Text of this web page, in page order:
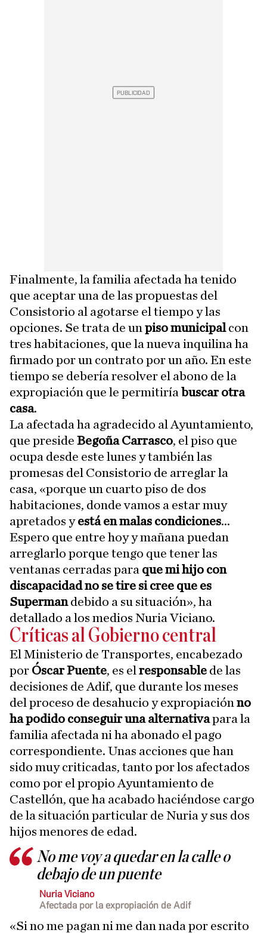
Finalmente, la familia afectada ha tenido
que aceptar una de las propuestas del
Consistorio al agotarse el tiempo y las
opciones. Se trata de un pisomunicipalcon
tres habitaciones, que la nueva inquilina ha
firmado por un contrato por un año. En este
tiempo se debería resolver el abono de la
expropiación que le permitiría buscar otra
casa.
La afectada ha agradecido al Ayuntamiento,
que preside Begoña Carrasco, el piso que
ocupa desde este lunes y también las
promesas del Consistorio de arreglar la
casa, «porque un cuarto piso de dos
habitaciones, donde vamos a estar muy
apretados yestá en malas condiciones...
Espero que entre hoy y mañana puedan
arreglarlo porque tengo que tener las
ventanas cerradas para que mi hijo con
discapacidad no se tire si cree que es
Supermandebido a su situación», ha
detallado a los medios Nuria Viciano.
Críticas al Gobierno central
El Ministerio de Transportes, encabezado
por Óscar Puente, es el responsable de las
decisiones de Adif, que durante los meses
del proceso de desahucio y expropiación no
ha podido conseguir una alternativapara la
familia afectada ni ha abonado el pago
correspondiente. Unas acciones que han
sido muy criticadas, tanto por los afectados
como por el propio Ayuntamiento de
Castellón, que ha acabado haciéndose cargo
de la situación particular de Nuria y sus dos
hijos menores de edad.
No me voy a quedar en la calle o
debajo de un puente
Nuria Viciano
Afectada por la expropiación de Adif
«Si no me pagan ni me dan nada por escrito